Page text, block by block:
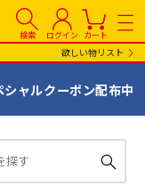
検索 ログイン カート
欲しい物リスト
ャルクーポン配布中
探す